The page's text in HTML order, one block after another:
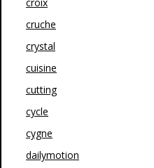
cruche
crystal
cuisine
cutting
cycle
cygne
dailymotion